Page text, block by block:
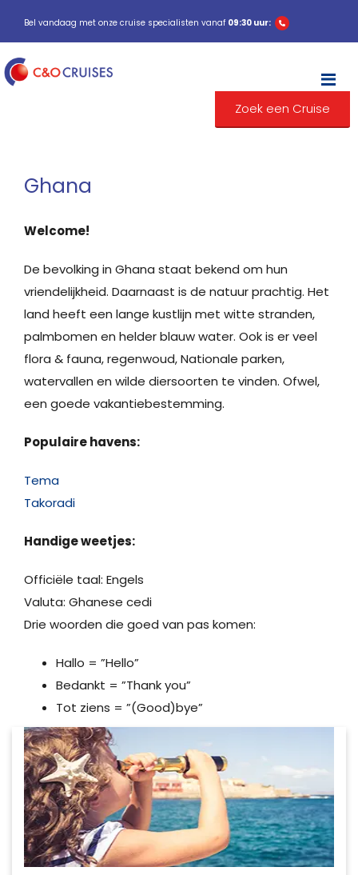
Bel vandaag met onze cruise specialisten vanaf 09:30 uur:
Zoek een Cruise
Ghana
Welcome!
De bevolking in Ghana staat bekend om hun
vriendelijkheid. Daarnaast is de natuur prachtig. Het
land heeft een lange kustlijn met witte stranden,
palmbomen en helder blauw water. Ook is er veel
flora & fauna, regenwoud, Nationale parken,
watervallen en wilde diersoorten te vinden. Ofwel,
een goede vakantiebestemming.
Populaire havens:
Tema
Takoradi
Handige weetjes:
Officiële taal: Engels
Valuta: Ghanese cedi
Drie woorden die goed van pas komen:
Hallo = ”Hello”
Bedankt = ”Thank you”
Tot ziens = ”(Good)bye”